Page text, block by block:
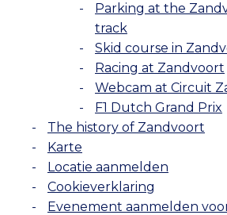
Parking at the
track
Skid course in
Racing at Zandvoort
Webcam at Circuit
F1 Dutch Grand Prix
The history of Zandvoort
Karte
Locatie aanmelden
Cookieverklaring
Evenement aanmelden